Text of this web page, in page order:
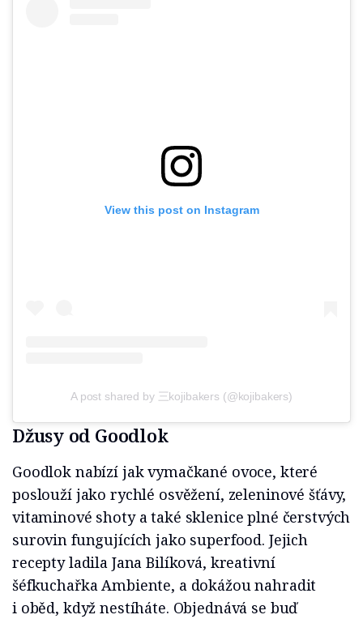
View this post on Instagram
A post shared by 三kojibakers (@kojibakers)
Džusy od Goodlok
Goodlok nabízí jak vymačkané ovoce, které
poslouží jako rychlé osvěžení, zeleninové šťávy,
vitaminové shoty a také sklenice plné čerstvých
surovin fungujících jako superfood. Jejich
recepty ladila Jana Bilíková, kreativní
šéfkuchařka Ambiente, a dokážou nahradit
i oběd, když nestíháte. Objednává se buď